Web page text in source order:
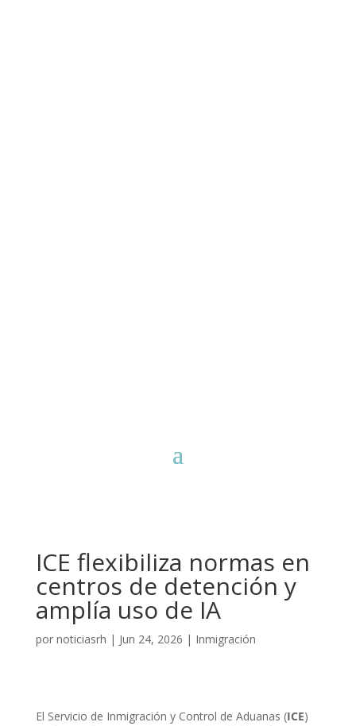
ICE flexibiliza normas en
centros de detención y
amplía uso de IA
por noticiasrh | Jun 24, 2026 | Inmigración
El Servicio de Inmigración y Control de Aduanas (ICE)